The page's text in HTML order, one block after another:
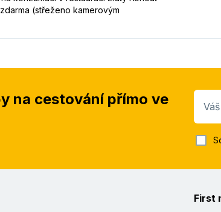
(střeženo kamerovým
na cestování přímo ve
First